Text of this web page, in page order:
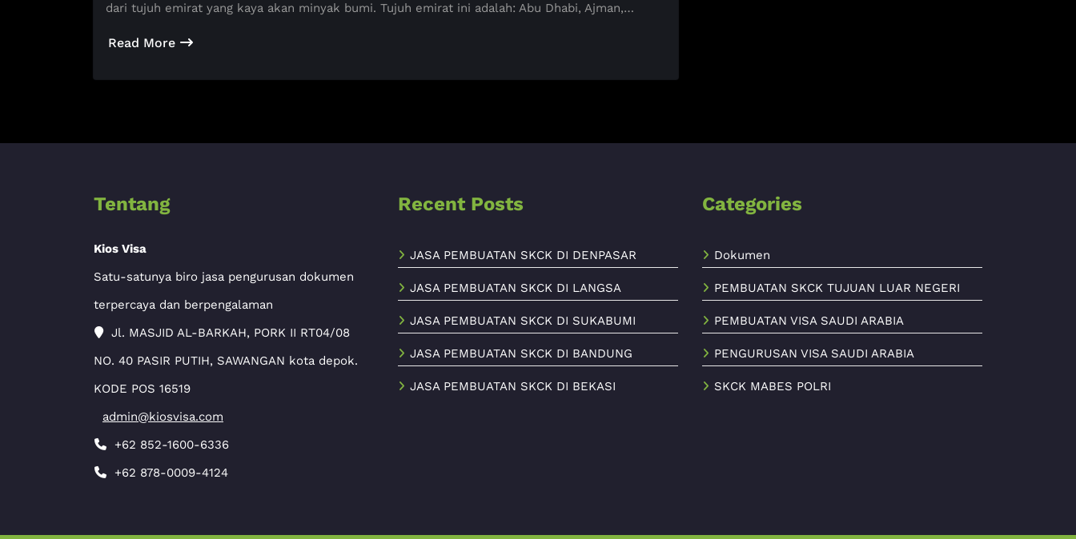
dari tujuh emirat yang kaya akan minyak bumi. Tujuh emirat ini adalah: Abu Dhabi, Ajman,…
Read More
Tentang
Kios Visa
Satu-satunya biro jasa pengurusan dokumen
terpercaya dan berpengalaman
Jl. MASJID AL-BARKAH, PORK II RT04/08
NO. 40 PASIR PUTIH, SAWANGAN kota depok.
KODE POS 16519
admin@kiosvisa.com
+62 852-1600-6336
+62 878-0009-4124
Recent Posts
JASA PEMBUATAN SKCK DI DENPASAR
JASA PEMBUATAN SKCK DI LANGSA
JASA PEMBUATAN SKCK DI SUKABUMI
JASA PEMBUATAN SKCK DI BANDUNG
JASA PEMBUATAN SKCK DI BEKASI
Categories
Dokumen
PEMBUATAN SKCK TUJUAN LUAR NEGERI
PEMBUATAN VISA SAUDI ARABIA
PENGURUSAN VISA SAUDI ARABIA
SKCK MABES POLRI